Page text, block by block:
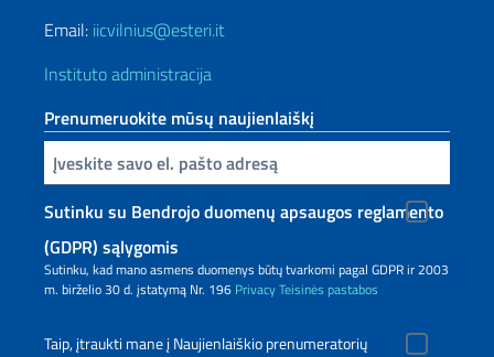
Email: iicvilnius@esteri.it
Instituto administracija
Prenumeruokite mūsų naujienlaiškį
Inserisci la tua email
Sutinku su Bendrojo duomenų apsaugos reglamento
(GDPR) sąlygomis
Sutinku, kad mano asmens duomenys būtų tvarkomi pagal GDPR ir 2003
m. birželio 30 d. įstatymą Nr. 196 PrivacyTeisinės pastabos
Taip, įtraukti mane į Naujienlaiškio prenumeratorių